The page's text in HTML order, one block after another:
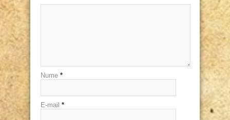
Nume *
E-mail *